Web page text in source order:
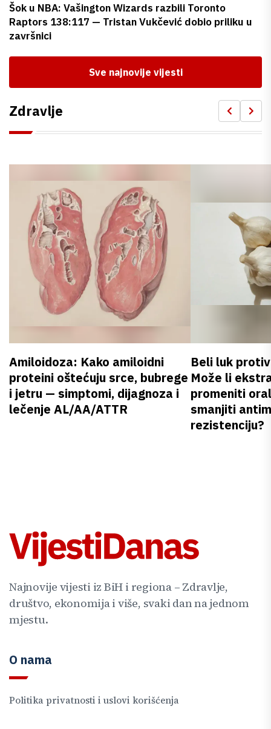
Šok u NBA: Vašington Wizards razbili Toronto
Raptors 138:117 — Tristan Vukčević dobio priliku u
završnici
Sve najnovije vijesti
Zdravlje
Amiloidoza: Kako amiloidni
proteini oštećuju srce, bubrege
i jetru — simptomi, dijagnoza i
lečenje AL/AA/ATTR
Beli luk
Može li
promeniti
smanjiti
rezistenciju?
Najnovije vijesti iz BiH i regiona – Zdravlje,
društvo, ekonomija i više, svaki dan na jednom
mjestu.
O nama
Politika privatnosti i uslovi korišćenja